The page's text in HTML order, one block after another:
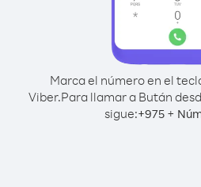
Marca el número en el
Viber.Para llamar a Bután
sigue:+975 +